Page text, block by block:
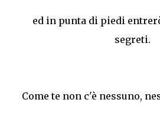
ed in punta di piedi
segreti.
Come te non c'è nessuno,